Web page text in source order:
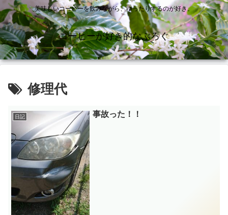
美味しいコーヒーを飲みながら、ゆったりするのが好き。
コーヒーが好き的なぶろぐ
修理代
日記 事故った！！